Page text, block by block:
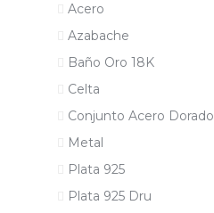
Acero
Azabache
Baño Oro 18K
Celta
Conjunto Acero Dorado
Metal
Plata 925
Plata 925 Dru